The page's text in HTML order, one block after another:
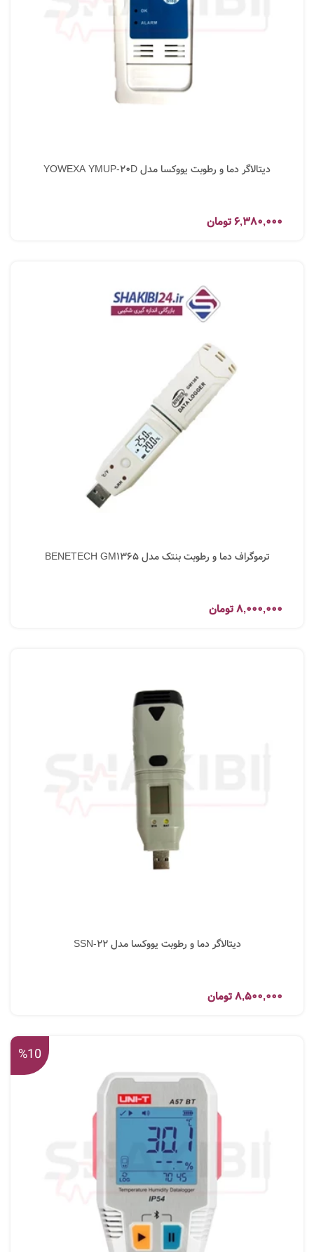
دیتالاگر دما و رطوبت یووکسا مدل YOWEXA YMUP-20D
6,380,000تومان
ترموگراف دما و رطوبت بنتک مدل BENETECH GM1365
8,000,000تومان
دیتالاگر دما و رطوبت یووکسا مدل SSN-22
8,500,000تومان
%10